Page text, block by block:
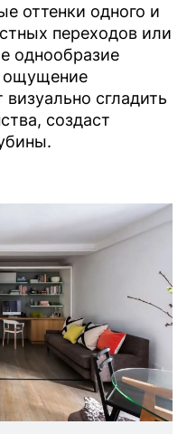
оттенки одного и
переходов или
однообразие
ощущение
сгладить
создаст